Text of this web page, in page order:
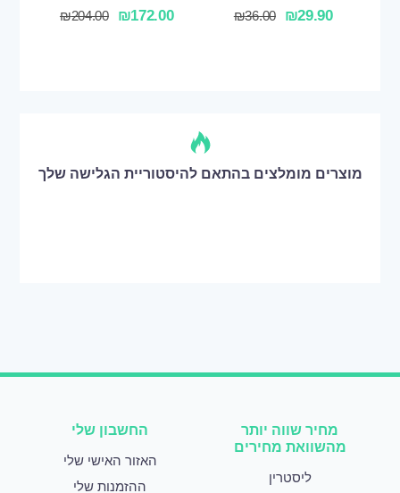
שעות
₪29.90
₪36.00
₪172.00
₪204.00
מוצרים מומלצים בהתאם להיסטוריית הגלישה שלך
מחיר שווה יותר
מהשוואת מחירים
ליסטרין
החשבון שלי
האזור האישי שלי
ההזמנות שלי